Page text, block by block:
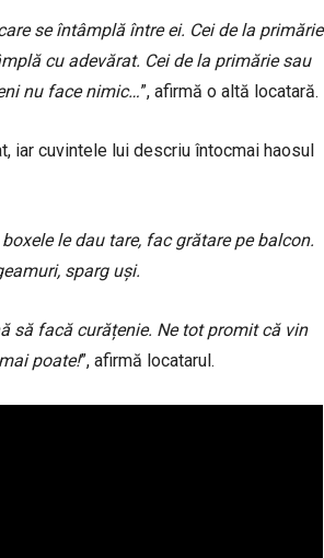
se întâmplă între ei. Cei de la primărie
cu adevărat. Cei de la primărie sau
nu face nimic…”, afirmă o altă locatară.
iar cuvintele lui descriu întocmai haosul
le dau tare, fac grătare pe balcon.
sparg uși.
să facă curățenie. Ne tot promit că vin
poate!”, afirmă locatarul.